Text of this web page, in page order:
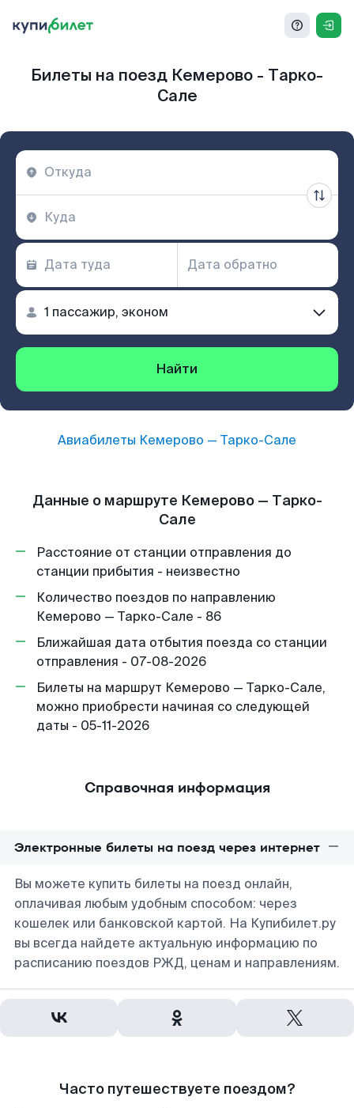
Билеты на поезд Кемерово - Тарко-
Сале
Найти
Авиабилеты Кемерово — Тарко-Сале
Данные о маршруте Кемерово — Тарко-
Сале
Расстояние от станции отправления до
станции прибытия - неизвестно
Количество поездов по направлению
Кемерово — Тарко-Сале - 86
Ближайшая дата отбытия поезда со станции
отправления - 07-08-2026
Билеты на маршрут Кемерово — Тарко-Сале,
можно приобрести начиная со следующей
даты - 05-11-2026
Справочная информация
Электронные билеты на поезд через интернет
Вы можете купить билеты на поезд онлайн,
оплачивая любым удобным способом: через
кошелек или банковской картой. На Купибилет.ру
вы всегда найдете актуальную информацию по
расписанию поездов РЖД, ценам и направлениям.
Часто путешествуете поездом?